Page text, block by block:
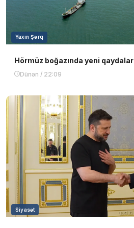
Yaxın Şərq
Hörmüz boğazında yeni qaydalar
Dünən / 22:09
Siyasət